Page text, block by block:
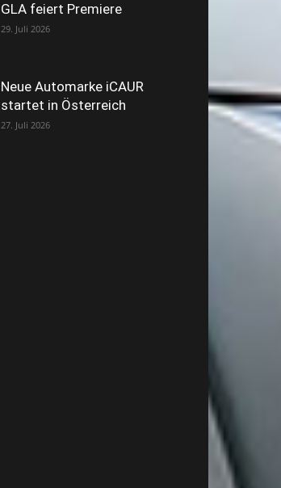
GLA feiert Premiere
29. Juli 2026
Neue Automarke iCAUR
startet in Österreich
27. Juli 2026